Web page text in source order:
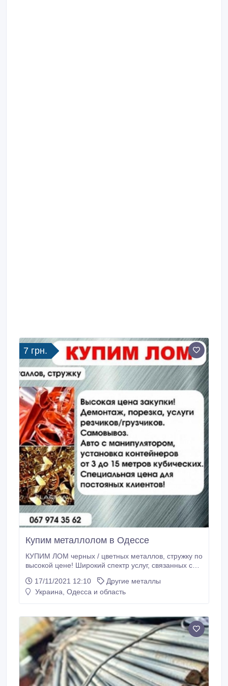
7 грн.
Купим металлолом в Одессе
КУПИМ ЛОМ черных / цветных металлов, стружку по
высокой цене! Широкий спектр услуг, связанных со
резка, утилизация. Наличный и безналичный расчет.
Работаем как с физ.лицами так и организациями.
есть возможность установки контейнера от 3 до 15
кубических метров.
17/11/2021 12:10
Другие металлы
Украина, Одесса и область